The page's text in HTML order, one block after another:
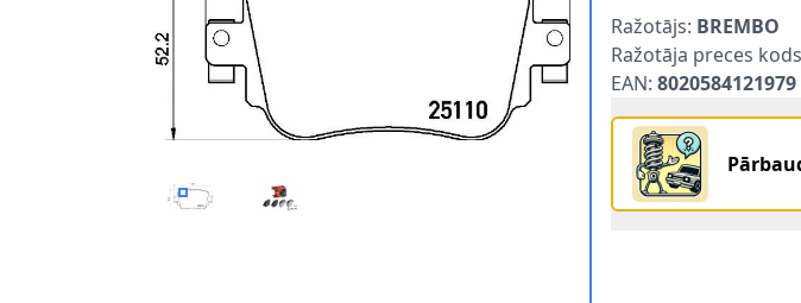
BREMŽU UZLIKU KOMPL., DISKU BREMZES BREMBO P 85 135X 1
BREMŽU UZLIKU KOMPL., DISKU BREMZES BREMBO P 85 135X 2
Ražotājs: BREMBO
Ražotāja preces
EAN: 8020584121979